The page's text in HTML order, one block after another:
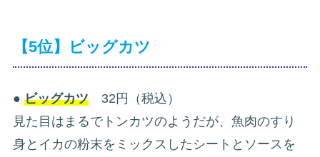
【5位】ビッグカツ
● ビッグカツ 32円（税込）
見た目はまるでトンカツのようだが、魚肉のすり
身とイカの粉末をミックスしたシートとソースを